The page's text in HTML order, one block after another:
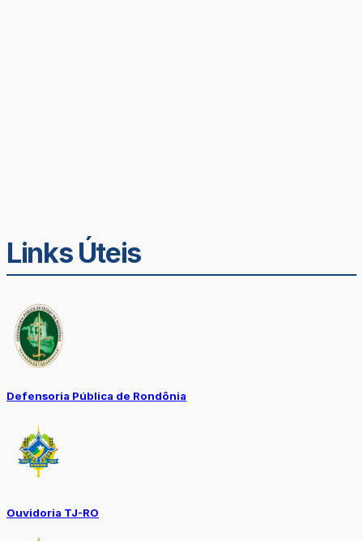
Links Úteis
Defensoria Pública de Rondônia
Ouvidoria TJ-RO